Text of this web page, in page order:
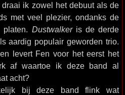
ik zowel het debuut als de
met veel plezier, ondanks de
platen. Dustwalkeris de derde
aardig populair geworden trio.
levert Fen voor het eerst het
af waartoe ik deze band al
acht?
bij deze band flink wat